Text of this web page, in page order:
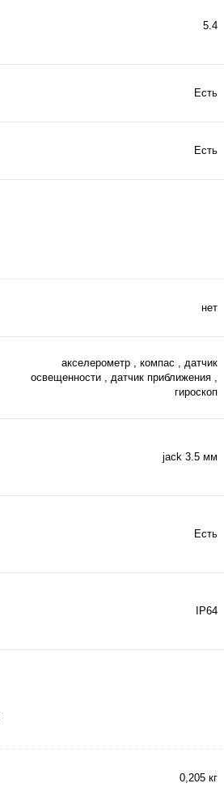
5.4
Есть
Есть
нет
акселерометр компас
датчик
освещенности
датчик приближения
гироскоп
jack 3.5 мм
Есть
IP64
0,205 кг